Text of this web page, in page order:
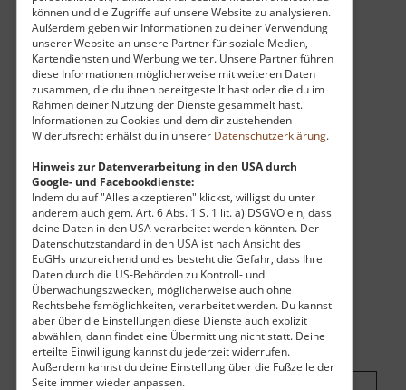
können und die Zugriffe auf unsere Website zu analysieren.
Außerdem geben wir Informationen zu deiner Verwendung
unserer Website an unsere Partner für soziale Medien,
Kartendiensten und Werbung weiter. Unsere Partner führen
diese Informationen möglicherweise mit weiteren Daten
zusammen, die du ihnen bereitgestellt hast oder die du im
Rahmen deiner Nutzung der Dienste gesammelt hast.
Informationen zu Cookies und dem dir zustehenden
Widerufsrecht erhälst du in unserer Datenschutzerklärung.
Hinweis zur Datenverarbeitung in den USA durch
Google- und Facebookdienste:
Indem du auf "Alles akzeptieren" klickst, willigst du unter
anderem auch gem. Art. 6 Abs. 1 S. 1 lit. a) DSGVO ein, dass
deine Daten in den USA verarbeitet werden könnten. Der
Datenschutzstandard in den USA ist nach Ansicht des
EuGHs unzureichend und es besteht die Gefahr, dass Ihre
Daten durch die US-Behörden zu Kontroll- und
Überwachungszwecken, möglicherweise auch ohne
Rechtsbehelfsmöglichkeiten, verarbeitet werden. Du kannst
aber über die Einstellungen diese Dienste auch explizit
abwählen, dann findet eine Übermittlung nicht statt. Deine
erteilte Einwilligung kannst du jederzeit widerrufen.
Außerdem kannst du deine Einstellung über die Fußzeile der
Seite immer wieder anpassen.
beeindruckend ist der Blick nach oben - auf der
einen Seite sieht man eine sehr sehr steile
Felswand und oben drüber flitzen die Autos von
Dresden Richtung Chemnitz auf der A4.